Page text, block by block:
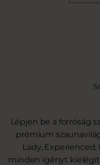
Lépjen be a forróság
prémium
Lady, Experienced,
minden igényt